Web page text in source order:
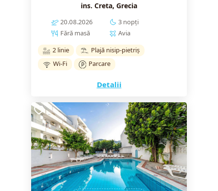
ins. Creta, Grecia
20.08.2026
3 nopți
Fără masă
Avia
2 linie
Plajă nisip-pietriș
Wi-Fi
Parcare
Detalii